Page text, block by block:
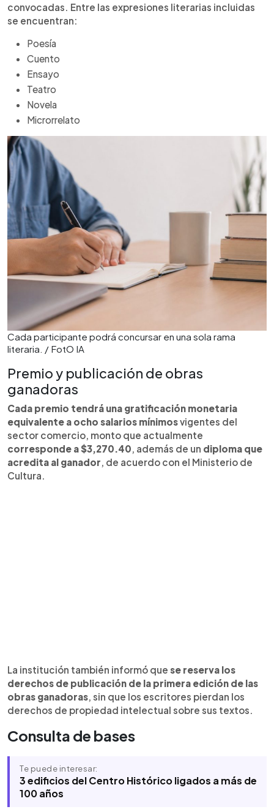
convocadas. Entre las expresiones literarias incluidas
se encuentran:
Poesía
Cuento
Ensayo
Teatro
Novela
Microrrelato
Cada participante podrá concursar en una sola rama
literaria. / FotO IA
Premio y publicación de obras
ganadoras
Cada premio tendrá una gratificación monetaria
equivalente a ocho salarios mínimosvigentes del
sector comercio, monto que actualmente
corresponde a $3,270.40, además de un diploma que
acredita al ganador, de acuerdo con el Ministerio de
Cultura.
La institución también informó que se reserva los
derechos de publicación de la primera edición de las
obras ganadoras, sin que los escritores pierdan los
derechos de propiedad intelectual sobre sus textos.
Consulta de bases
Te puede interesar:
3 edificios del Centro Histórico ligados a más de
100 años